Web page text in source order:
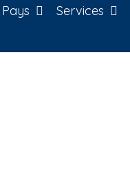
Pays Services